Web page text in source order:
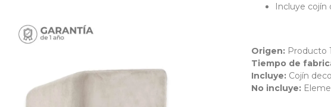
Incluye cojín
Origen: Producto
Tiempo de
Incluye: Cojín
No incluye: